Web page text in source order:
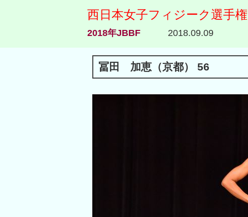
西日本女子フィジーク選手権
2018年JBBF 2018.09.09
冨田 加恵（京都） 56